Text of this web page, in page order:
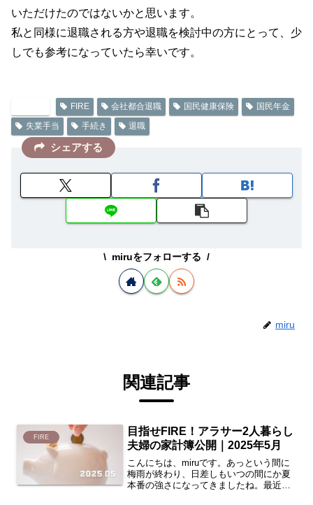
いただけたのではないかと思います。
私と同様に退職される方や退職を検討中の方にとって、少
しでも参考になっていたら幸いです。
FIRE 会社都合退職 国民健康保険
国民年金
失業手当
手続き 退職
シェアする
miruをフォローする
miru
関連記事
FIRE
目指せFIRE！アラサー2人暮らし
夫婦の家計簿公開｜2025年5月
こんにちは、miruです。あっという間に
梅雨が終わり、日差しもいつの間にか夏
本番の強さになってきましたね。最近ま